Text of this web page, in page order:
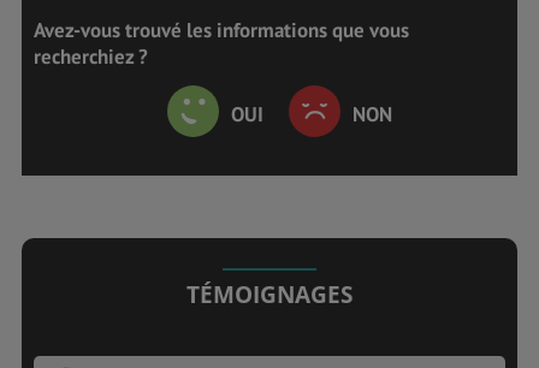
Avez-vous trouvé les informations que vous
recherchiez ?
OUI NON
TÉMOIGNAGES